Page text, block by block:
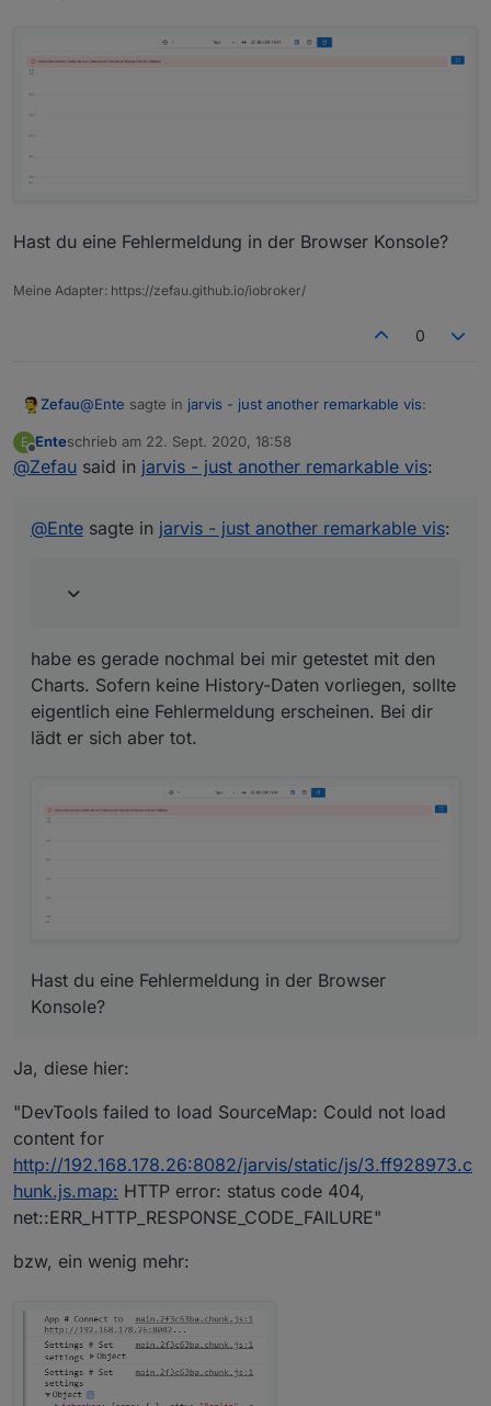
Hast du eine Fehlermeldung in der Browser Konsole?
Meine Adapter: https://zefau.github.io/iobroker/
0
Zefau@Ente sagte in jarvis - just another remarkable vis:
Simmt, da gibt es keine Daten:
habe es gerade nochmal bei mir getestet mit den Charts.
Sofern keine History-Daten vorliegen, sollte eigentlich
Hast du eine Fehlermeldung in der Browser Konsole?
E
Offline
Enteschrieb am 22. Sept. 2020, 18:58
zuletzt editiert von
@Zefau said in jarvis - just another remarkable vis:
@Ente sagte in jarvis - just another remarkable vis:
habe es gerade nochmal bei mir getestet mit den
Charts. Sofern keine History-Daten vorliegen, sollte
eigentlich eine Fehlermeldung erscheinen. Bei dir
lädt er sich aber tot.
Hast du eine Fehlermeldung in der Browser
Konsole?
Ja, diese hier:
"DevTools failed to load SourceMap: Could not load
content for
http://192.168.178.26:8082/jarvis/static/js/3.ff928973.c
hunk.js.map: HTTP error: status code 404,
net::ERR_HTTP_RESPONSE_CODE_FAILURE"
bzw, ein wenig mehr: